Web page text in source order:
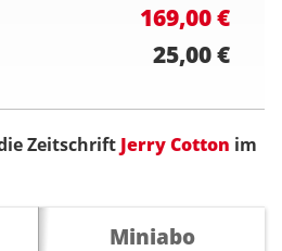
169,00 €
25,00 €
Zeitschrift Jerry Cotton im
Miniabo